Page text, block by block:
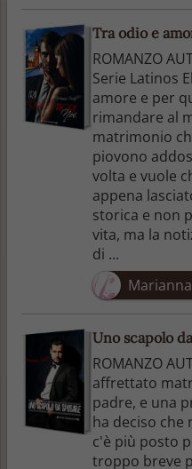
Tra odio e
ROMANZO
Serie Latinos
amore e per
rimandare al
matrimonio
piovono
volta e vuole
appena
storica e non
vita, ma la
di ...
Uno scapolo
ROMANZO
affrettato
padre, e una
ha deciso che
c'è più posto
troppo breve